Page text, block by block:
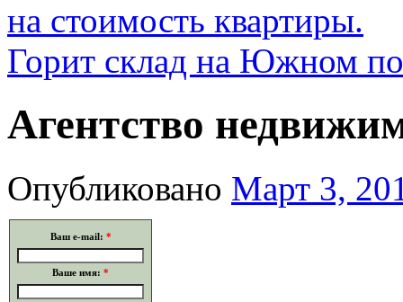
на стоимость квартиры.
Горит склад на Южном
Агентство
Опубликовано Март 3,
Ваш e-mail: *
Ваше имя: *